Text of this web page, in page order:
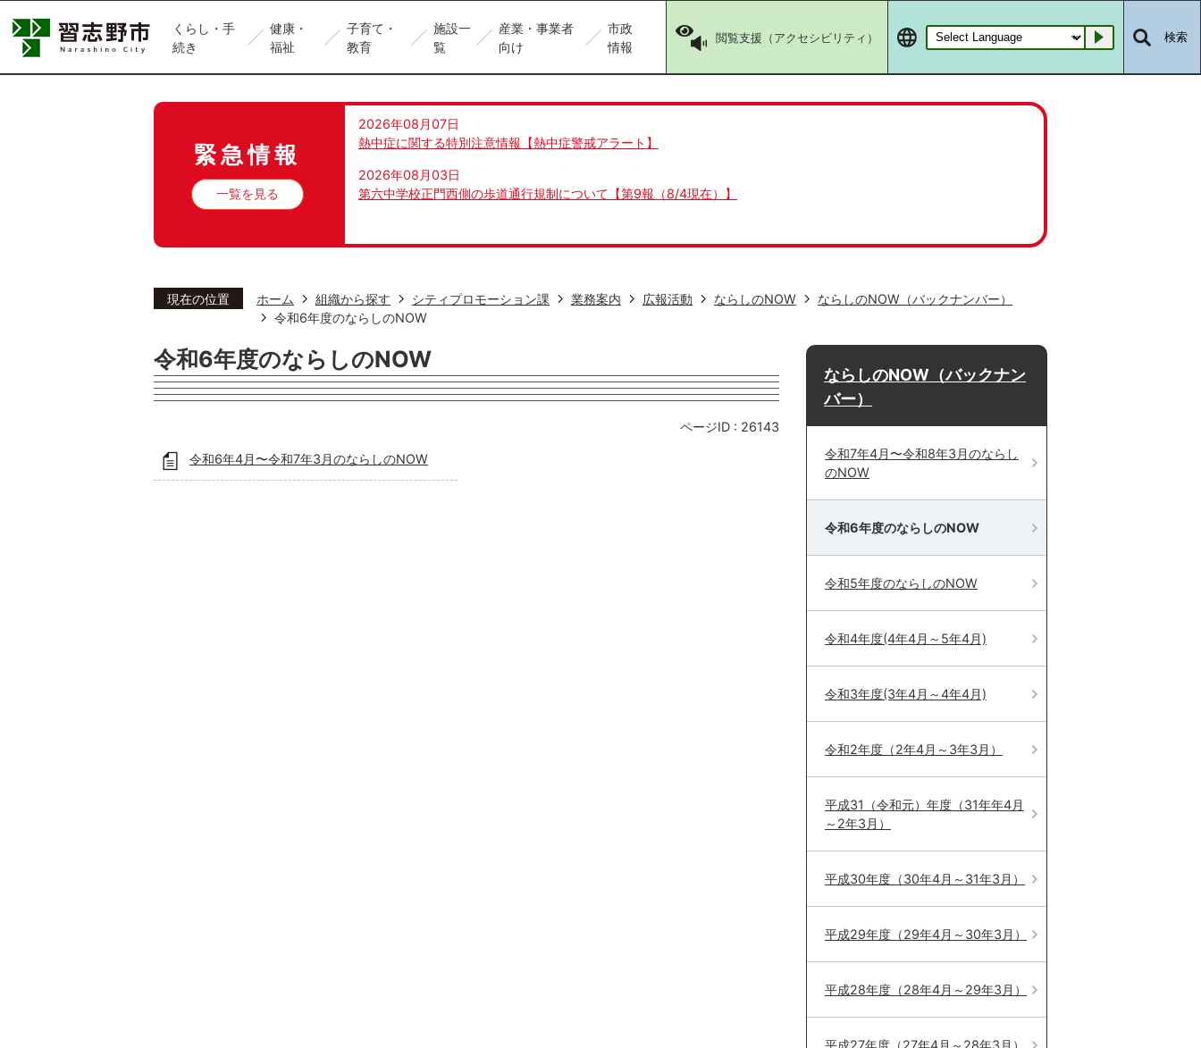
くらし・手
続き
健康・
福祉
子育て・
教育
施設一
覧
産業・事業者
向け
市政
情報
閲覧支援（アクセシビリティ） Go 検索
緊急情報
一覧を見る
2026年08月07日
熱中症に関する特別注意情報【熱中症警戒アラート】
2026年08月03日
第六中学校正門西側の歩道通行規制について【第9報（8/4現在）】
現在の位置 ホーム 組織から探す シティプロモーション課 業務案内 広報活動 ならしのNOW
ならしのNOW（バックナンバー）
令和6年度のならしのNOW
令和6年度のならしのNOW
ページID : 26143
令和6年4月〜令和7年3月のならしのNOW
ならしのNOW（バックナン
バー）
令和7年4月〜令和8年3月のならし
のNOW
令和6年度のならしのNOW
令和5年度のならしのNOW
令和4年度(4年4月～5年4月)
令和3年度(3年4月～4年4月)
令和2年度（2年4月～3年3月）
平成31（令和元）年度（31年年4月
～2年3月）
平成30年度（30年4月～31年3月）
平成29年度（29年4月～30年3月）
平成28年度（28年4月～29年3月）
平成27年度（27年4月～28年3月）